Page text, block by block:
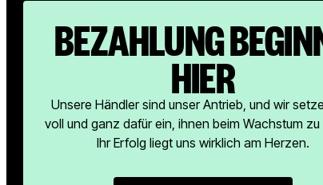
BEZAHLUNG
HIER
Unsere Händler sind unser Antrieb, und wir
voll und ganz dafür ein, ihnen beim Wachstum zu
Ihr Erfolg liegt uns wirklich am Herzen.